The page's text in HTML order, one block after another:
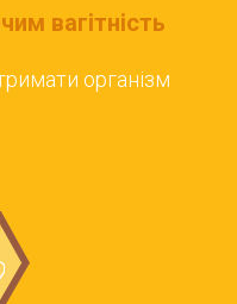
вагітність
організм